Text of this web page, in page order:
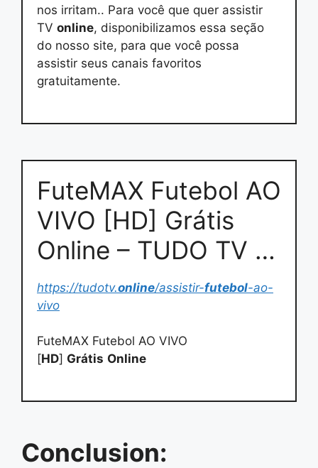
nos irritam.. Para você que quer assistir
TV online, disponibilizamos essa seção
do nosso site, para que você possa
assistir seus canais favoritos
gratuitamente.
FuteMAX Futebol AO
VIVO [HD] Grátis
Online – TUDO TV …
https://tudotv.online/assistir-futebol-ao-
vivo
FuteMAX Futebol AO VIVO
[HD] Grátis Online
Conclusion: